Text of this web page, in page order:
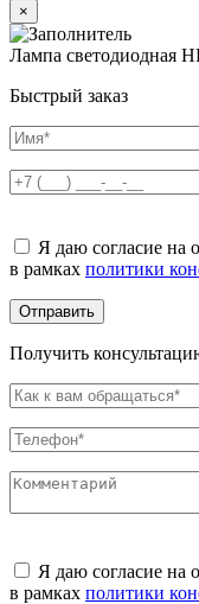
×
Лампа светодиодная
Быстрый заказ
это
поле
Я даю согласие на
в рамках политики
Получить
это
поле
Я даю согласие на
в рамках политики